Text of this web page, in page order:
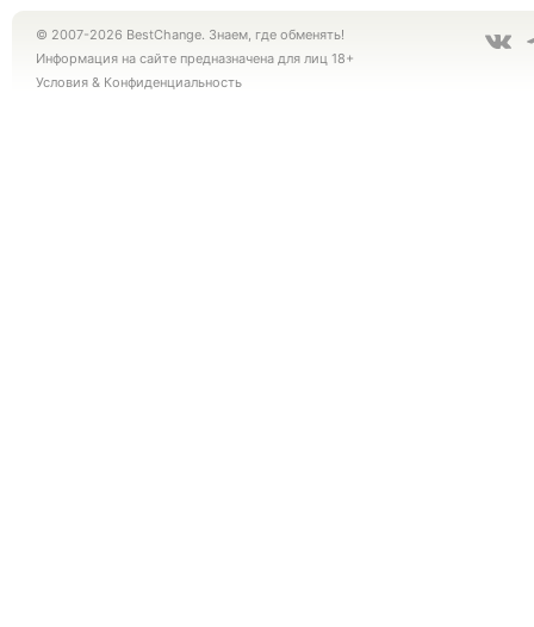
© 2007-2026 BestChange. Знаем, где обменять!
Информация на сайте предназначена для лиц 18+
Условия & Конфиденциальность